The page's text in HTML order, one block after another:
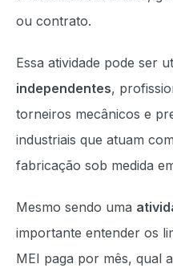
ou contrato.
Essa atividade pode ser
independentes,
torneiros mecânicos e
industriais que atuam
fabricação sob medida
Mesmo sendo uma
importante entender os
MEI paga por mês, qual